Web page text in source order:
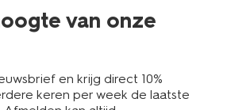
van onze
en krijg direct 10%
keren per week de laatste